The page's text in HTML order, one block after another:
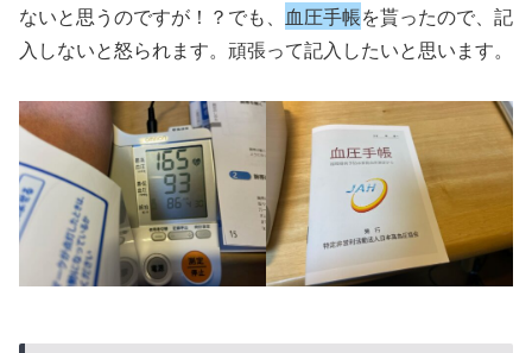
ないと思うのですが！？でも、 血圧手帳を貰ったので、記
入しないと怒られます。頑張って記入したいと思います。